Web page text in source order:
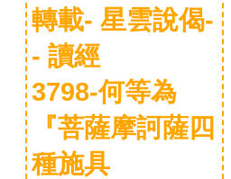
轉載- 星雲說偈-
- 讀經
3798-何等為
『菩薩摩訶薩四
種施具